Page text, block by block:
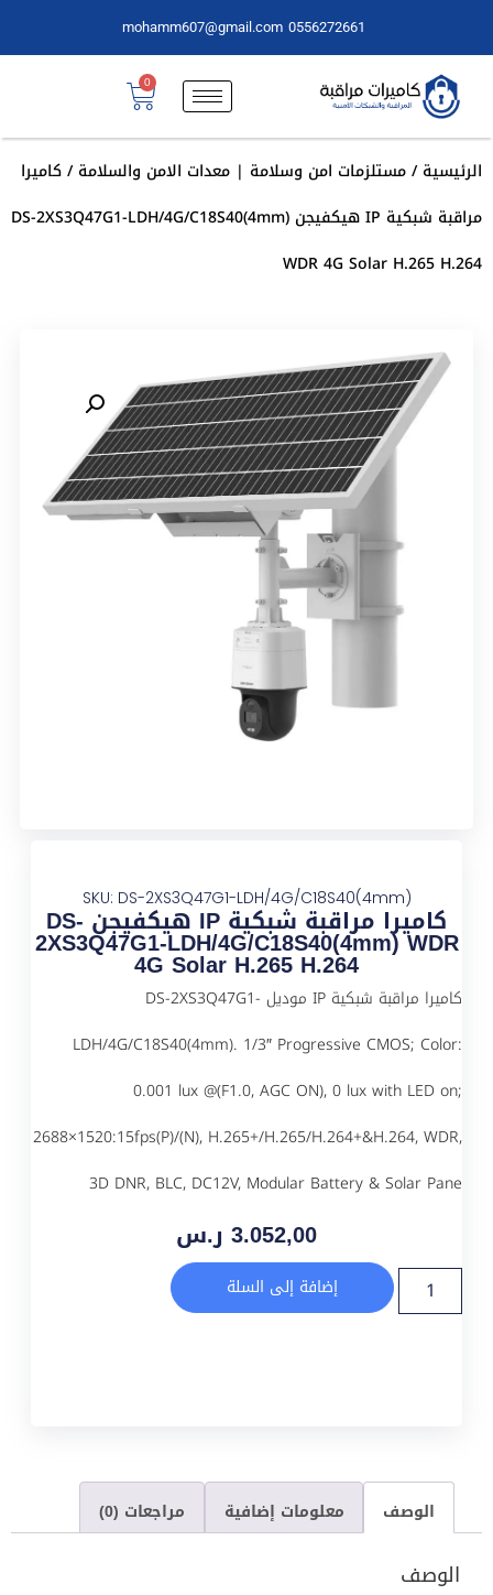
0556272661
mohamm607@gmail.com
0
الرئيسية/مستلزمات امن وسلامة | معدات الامن والسلامة/ كاميرا
مراقبة شبكية IP هيكفيجن DS-2XS3Q47G1-LDH/4G/C18S40(4mm)
WDR 4G Solar H.265 H.264
SKU: DS-2XS3Q47G1-LDH/4G/C18S40(4mm)
كاميرا مراقبة شبكية IP هيكفيجن DS-
2XS3Q47G1-LDH/4G/C18S40(4mm) WDR
4G Solar H.265 H.264
كاميرا مراقبة شبكية IP موديل DS-2XS3Q47G1-
LDH/4G/C18S40(4mm). 1/3″ Progressive CMOS; Color:
0.001 lux @(F1.0, AGC ON), 0 lux with LED on;
2688×1520:15fps(P)/(N), H.265+/H.265/H.264+&H.264, WDR,
3D DNR, BLC, DC12V, Modular Battery & Solar Pane
3.052,00 ر.س
إضافة إلى السلة
الوصف معلومات إضافية مراجعات (0)
الوصف